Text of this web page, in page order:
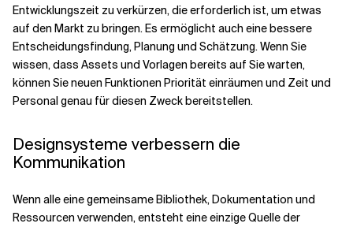
Entwicklungszeit zu verkürzen, die erforderlich ist, um etwas
auf den Markt zu bringen. Es ermöglicht auch eine bessere
Entscheidungsfindung, Planung und Schätzung. Wenn Sie
wissen, dass Assets und Vorlagen bereits auf Sie warten,
können Sie neuen Funktionen Priorität einräumen und Zeit und
Personal genau für diesen Zweck bereitstellen.
Designsysteme verbessern die
Kommunikation
Wenn alle eine gemeinsame Bibliothek, Dokumentation und
Ressourcen verwenden, entsteht eine einzige Quelle der